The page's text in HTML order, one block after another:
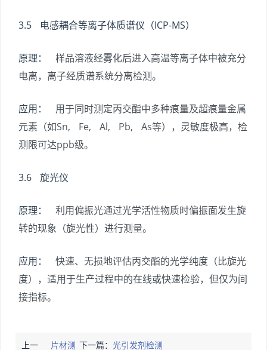
3.5 电感耦合等离子体质谱仪（ICP-MS）
原理：
样品溶液经雾化后进入高温等离子体中被充分
电离，离子经质谱系统分离检测。
应用：
用于同时测定丙交酯中多种痕量及超痕量金属
元素（如Sn, Fe, Al, Pb, As等），灵敏度极高，检
测限可达ppb级。
3.6 旋光仪
原理：
利用偏振光通过光学活性物质时偏振面发生旋
转的现象（旋光性）进行测量。
应用：
快速、无损地评估丙交酯的光学纯度（比旋光
度），适用于生产过程中的在线或快速检验，但仅为间
接指标。
上一 片材测 下一篇：光引发剂检测